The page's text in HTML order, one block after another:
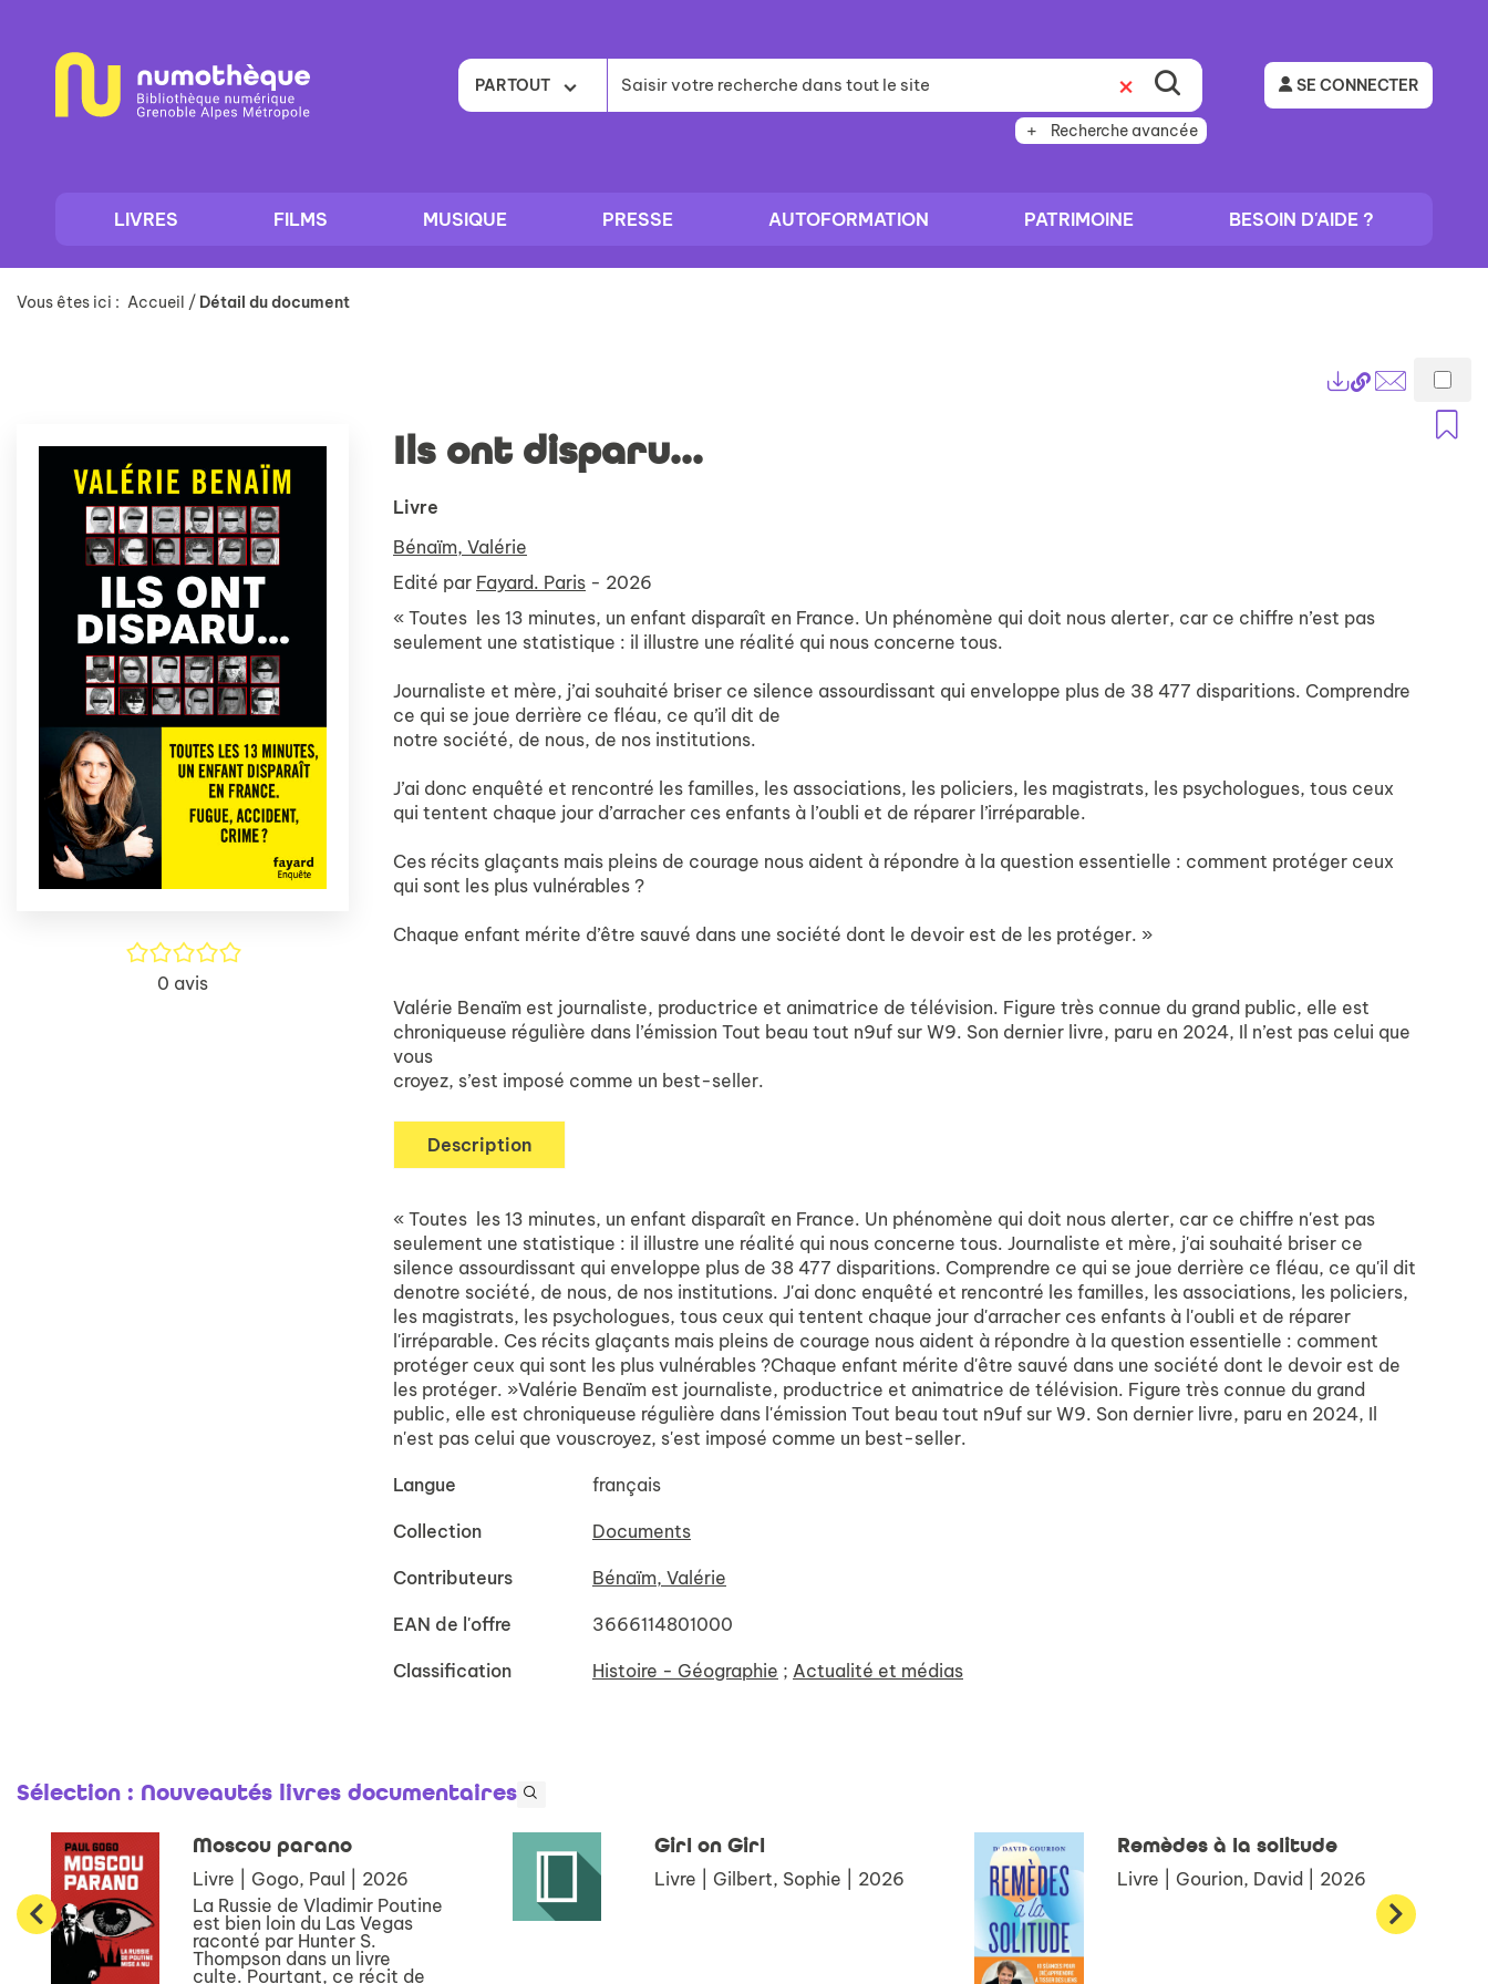
contenu
PARTOUT
Recherche avancée
SE CONNECTER
LIVRES FILMS MUSIQUE PRESSE AUTOFORMATION PATRIMOINE BESOIN D'AIDE ?
Vous êtes ici : Accueil / Détail du document
Lien
permanent
(Nouvelle
Envoyer
/5
0 avis
Ils ont disparu...
Livre
Bénaïm, Valérie
Edité par Fayard. Paris - 2026
« Toutes les 13 minutes, un enfant disparaît en France. Un phénomène qui doit nous alerter, car ce chiffre n’est pas
seulement une statistique : il illustre une réalité qui nous concerne tous.
Journaliste et mère, j’ai souhaité briser ce silence assourdissant qui enveloppe plus de 38 477 disparitions. Comprendre
ce qui se joue derrière ce fléau, ce qu’il dit de
notre société, de nous, de nos institutions.
J’ai donc enquêté et rencontré les familles, les associations, les policiers, les magistrats, les psychologues, tous ceux
qui tentent chaque jour d’arracher ces enfants à l’oubli et de réparer l’irréparable.
Ces récits glaçants mais pleins de courage nous aident à répondre à la question essentielle : comment protéger ceux
qui sont les plus vulnérables ?
Chaque enfant mérite d’être sauvé dans une société dont le devoir est de les protéger. »
Valérie Benaïm est journaliste, productrice et animatrice de télévision. Figure très connue du grand public, elle est
chroniqueuse régulière dans l’émission Tout beau tout n9uf sur W9. Son dernier livre, paru en 2024, Il n’est pas celui que
vous
croyez, s’est imposé comme un best-seller.
Description
« Toutes les 13 minutes, un enfant disparaît en France. Un phénomène qui doit nous alerter, car ce chiffre n'est pas
seulement une statistique : il illustre une réalité qui nous concerne tous. Journaliste et mère, j'ai souhaité briser ce
silence assourdissant qui enveloppe plus de 38 477 disparitions. Comprendre ce qui se joue derrière ce fléau, ce qu'il dit
denotre société, de nous, de nos institutions. J'ai donc enquêté et rencontré les familles, les associations, les policiers,
les magistrats, les psychologues, tous ceux qui tentent chaque jour d'arracher ces enfants à l'oubli et de réparer
l'irréparable. Ces récits glaçants mais pleins de courage nous aident à répondre à la question essentielle : comment
protéger ceux qui sont les plus vulnérables ?Chaque enfant mérite d'être sauvé dans une société dont le devoir est de
les protéger. »Valérie Benaïm est journaliste, productrice et animatrice de télévision. Figure très connue du grand
public, elle est chroniqueuse régulière dans l'émission Tout beau tout n9uf sur W9. Son dernier livre, paru en 2024, Il
n'est pas celui que vouscroyez, s'est imposé comme un best-seller.
Langue français
Collection Documents
Contributeurs Bénaïm, Valérie
EAN de l'offre 3666114801000
Classification Histoire - Géographie ; Actualité et médias
Sélection : Nouveautés livres documentaires
Moscou parano
Livre | Gogo, Paul | 2026
La Russie de Vladimir Poutine
est bien loin du Las Vegas
raconté par Hunter S.
Thompson dans un livre
culte. Pourtant, ce récit de
Girl on Girl
Livre | Gilbert, Sophie | 2026
Remèdes à la solitude
Livre | Gourion, David | 2026